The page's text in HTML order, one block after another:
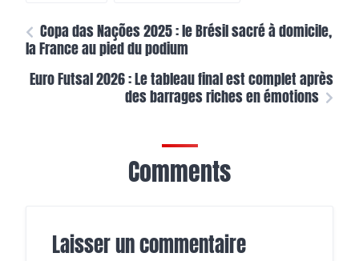
Copa das Nações 2025 : le Brésil sacré à domicile,
la France au pied du podium
Euro Futsal 2026 : Le tableau final est complet après
des barrages riches en émotions
Comments
Laisser un commentaire